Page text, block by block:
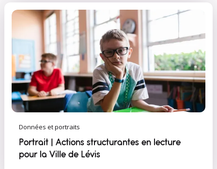
Données et portraits
Portrait | Actions structurantes en lecture
pour la Ville de Lévis